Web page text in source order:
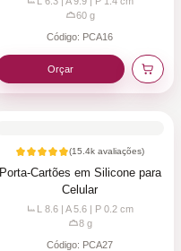
60g
Código: PCA16
Orçar
(15.4k avaliações)
Porta-Cartões em Silicone para
Celular
L 8.6 | A 5.6 | P 0.2 cm
8g
Código: PCA27